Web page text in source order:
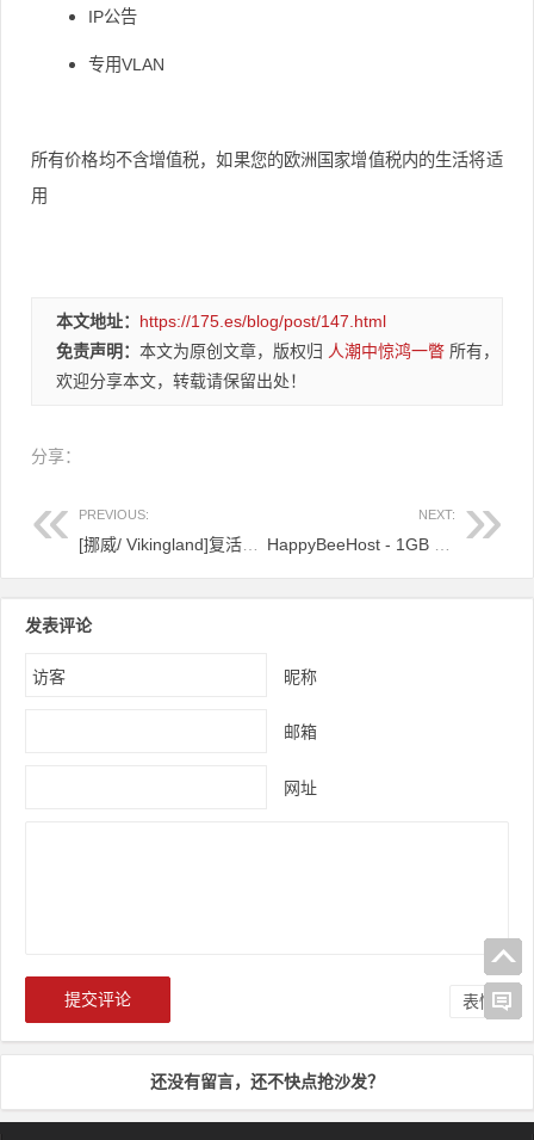
IP公告
专用VLAN
所有价格均不含增值税，如果您的欧洲国家增值税内的生活将适
用
本文地址： https://175.es/blog/post/147.html
免责声明： 本文为原创文章，版权归 人潮中惊鸿一瞥 所有，
欢迎分享本文，转载请保留出处！
分享：
PREVIOUS: NEXT:
发表评论
昵称
邮箱
网址
表情
还没有留言，还不快点抢沙发？